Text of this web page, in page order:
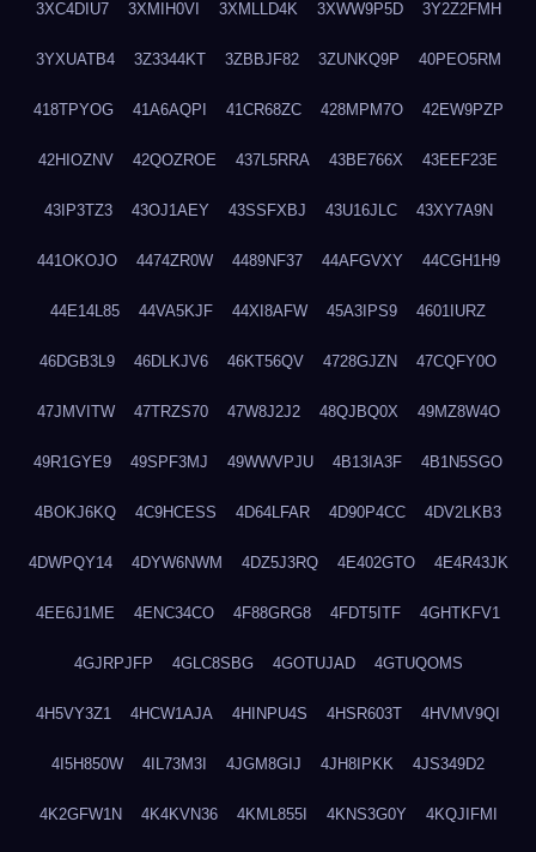
3XC4DIU7 3XMIH0VI 3XMLLD4K 3XWW9P5D 3Y2Z2FMH
3YXUATB4 3Z3344KT 3ZBBJF82 3ZUNKQ9P 40PEO5RM
418TPYOG 41A6AQPI 41CR68ZC 428MPM7O 42EW9PZP
42HIOZNV 42QOZROE 437L5RRA 43BE766X 43EEF23E
43IP3TZ3 43OJ1AEY 43SSFXBJ 43U16JLC 43XY7A9N
441OKOJO 4474ZR0W 4489NF37 44AFGVXY 44CGH1H9
44E14L85 44VA5KJF 44XI8AFW 45A3IPS9 4601IURZ
46DGB3L9 46DLKJV6 46KT56QV 4728GJZN 47CQFY0O
47JMVITW 47TRZS70 47W8J2J2 48QJBQ0X 49MZ8W4O
49R1GYE9 49SPF3MJ 49WWVPJU 4B13IA3F 4B1N5SGO
4BOKJ6KQ 4C9HCESS 4D64LFAR 4D90P4CC 4DV2LKB3
4DWPQY14 4DYW6NWM 4DZ5J3RQ 4E402GTO 4E4R43JK
4EE6J1ME 4ENC34CO 4F88GRG8 4FDT5ITF 4GHTKFV1
4GJRPJFP 4GLC8SBG 4GOTUJAD 4GTUQOMS
4H5VY3Z1 4HCW1AJA 4HINPU4S 4HSR603T 4HVMV9QI
4I5H850W 4IL73M3I 4JGM8GIJ 4JH8IPKK 4JS349D2
4K2GFW1N 4K4KVN36 4KML855I 4KNS3G0Y 4KQJIFMI